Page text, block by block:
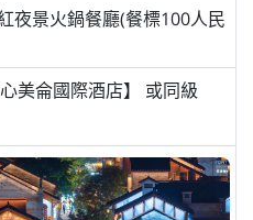
夜景火鍋餐廳(餐標100人民
美侖國際酒店】 或同級